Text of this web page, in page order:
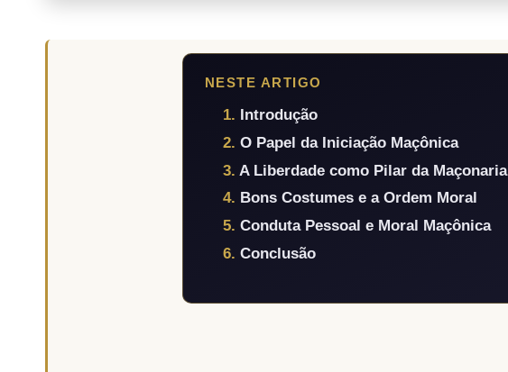
NESTE ARTIGO
Introdução
O Papel da Iniciação Maçônica
A Liberdade como Pilar da Maçonaria
Bons Costumes e a Ordem Moral
Conduta Pessoal e Moral Maçônica
Conclusão